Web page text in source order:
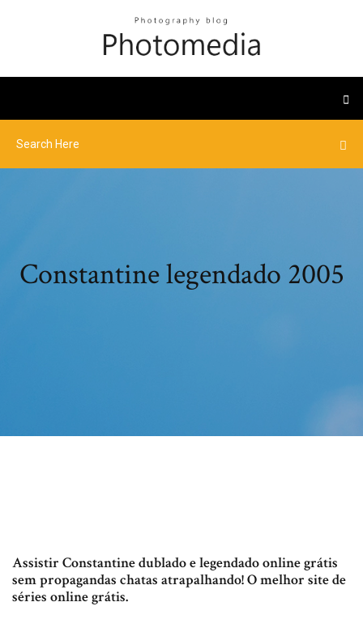
Constantine legendado 2005
Assistir Constantine dublado e legendado online grátis
sem propagandas chatas atrapalhando! O melhor site de
séries online grátis.